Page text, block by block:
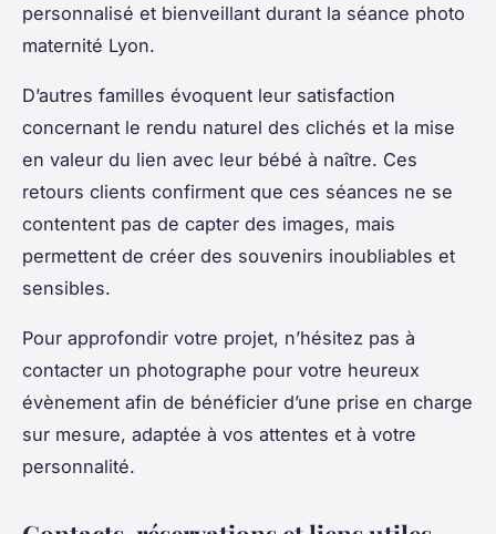
personnalisé et bienveillant durant la séance photo
maternité Lyon.
D’autres familles évoquent leur satisfaction
concernant le rendu naturel des clichés et la mise
en valeur du lien avec leur bébé à naître. Ces
retours clients confirment que ces séances ne se
contentent pas de capter des images, mais
permettent de créer des souvenirs inoubliables et
sensibles.
Pour approfondir votre projet, n’hésitez pas à
contacter un photographe pour votre heureux
évènement afin de bénéficier d’une prise en charge
sur mesure, adaptée à vos attentes et à votre
personnalité.